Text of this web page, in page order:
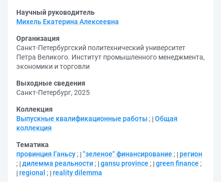
Научный руководитель
Михель Екатерина Алексеевна
Организация
Санкт-Петербургский политехнический университет
Петра Великого. Институт промышленного менеджмента,
экономики и торговли
Выходные сведения
Санкт-Петербург, 2025
Коллекция
Выпускные квалификационные работы ; Общая
коллекция
Тематика
провинция Ганьсу ; "зеленое" финансирование ; регион
; дилемма реальности ; gansu province ; green finance ;
regional ; reality dilemma